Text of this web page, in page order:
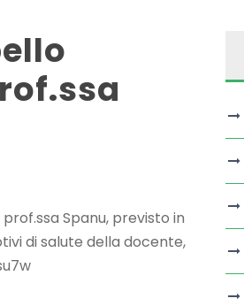
Spanu, previsto in
di salute della docente,